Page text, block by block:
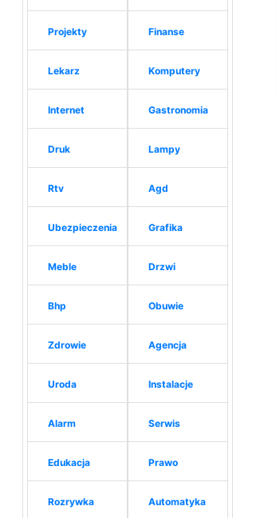
Projekty
Lekarz
Internet
Druk
Rtv
Ubezpieczenia
Meble
Bhp
Zdrowie
Uroda
Alarm
Edukacja
Rozrywka
Finanse
Komputery
Gastronomia
Lampy
Agd
Grafika
Drzwi
Obuwie
Agencja
Instalacje
Serwis
Prawo
Automatyka